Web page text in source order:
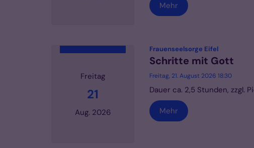
Mehr
Freitag
21
Aug. 2026
Frauenseelsorge Eifel:
Schritte mit Gott
Freitag, 21. August 2026 18:30
Dauer ca. 2,5 Stunden, zzgl.
Mehr